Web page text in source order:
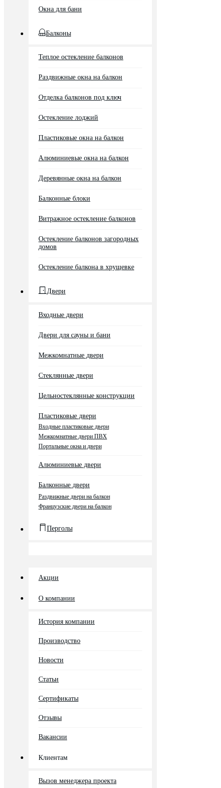
Окна для бани
Балконы
Теплое остекление балконов
Раздвижные окна на балкон
Отделка балконов под ключ
Остекление лоджий
Пластиковые окна на балкон
Алюминиевые окна на балкон
Деревянные окна на балкон
Балконные блоки
Витражное остекление балконов
Остекление балконов загородных
домов
Остекление балкона в хрущевке
Двери
Входные двери
Двери для сауны и бани
Межкомнатные двери
Стеклянные двери
Цельностеклянные конструкции
Пластиковые двери
Входные пластиковые двери
Межкомнатные двери ПВХ
Портальные окна и двери
Алюминиевые двери
Балконные двери
Раздвижные двери на балкон
Французские двери на балкон
Перголы
Акции
О компании
История компании
Производство
Новости
Статьи
Сертификаты
Отзывы
Вакансии
Клиентам
Вызов менеджера проекта